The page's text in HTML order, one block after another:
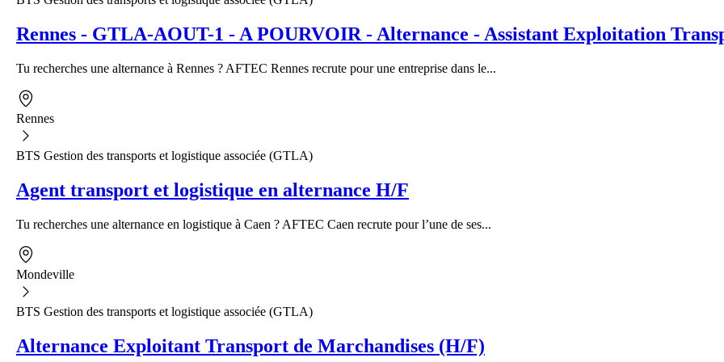
Rennes - GTLA-AOUT-1 - A POURVOIR - Alternance - Assistant Exploitation
Tu recherches une alternance à Rennes ? AFTEC Rennes recrute pour une entreprise dans le...
Rennes
BTS Gestion des transports et logistique associée (GTLA)
Agent transport et logistique en alternance H/F
Tu recherches une alternance en logistique à Caen ? AFTEC Caen recrute pour l’une de ses...
Mondeville
BTS Gestion des transports et logistique associée (GTLA)
Alternance Exploitant Transport de Marchandises (H/F)